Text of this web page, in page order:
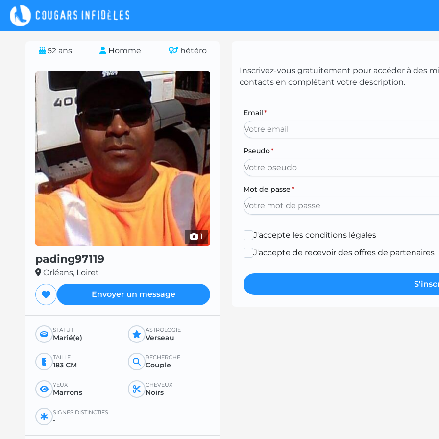
52 ans Homme hétéro
1
pading97119
Orléans, Loiret
Envoyer un message
STATUT
Marié(e)
ASTROLOGIE
Verseau
TAILLE
183 CM
RECHERCHE
Couple
YEUX
Marrons
CHEVEUX
Noirs
SIGNES DISTINCTIFS
-
Inscrivez-vous gratuitement pour accéder à des
contacts en complétant votre description.
Email*
Pseudo*
Mot de passe*
J'accepte les conditions légales
J'accepte de recevoir des offres de partenaires